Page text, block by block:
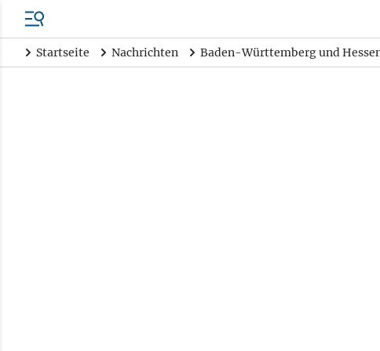
Startseite Nachrichten Baden-Württemberg und